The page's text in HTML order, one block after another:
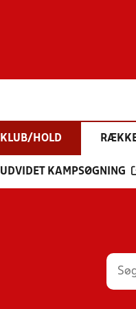
KLUB/HOLD
UDVIDET KAMPSØGNING